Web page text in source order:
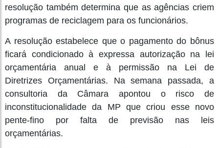
resolução também determina que as agências criem
programas de reciclagem para os funcionários.
A resolução estabelece que o pagamento do bônus
ficará condicionado à expressa autorização na lei
orçamentária anual e à permissão na Lei de
Diretrizes Orçamentárias. Na semana passada, a
consultoria da Câmara apontou o risco de
inconstitucionalidade da MP que criou esse novo
pente-fino por falta de previsão nas leis
orçamentárias.